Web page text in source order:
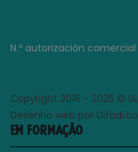
N.º autorización
Copyright 2016 - 2025 ©
Desenho web por
EM FORMAÇÃO